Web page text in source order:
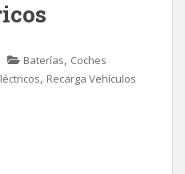
Baterías, Coches
, Recarga Vehículos